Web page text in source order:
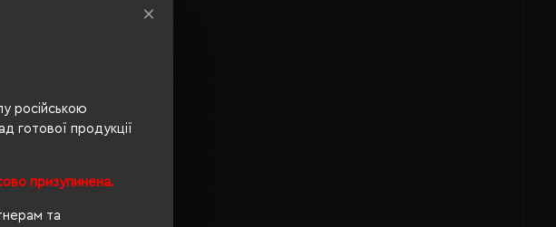
російською
готової продукції
призупинена.
та